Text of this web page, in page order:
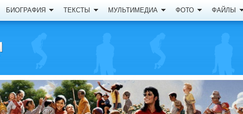
БИОГРАФИЯ ТЕКСТЫ МУЛЬТИМЕДИА ФОТО ФАЙЛЫ